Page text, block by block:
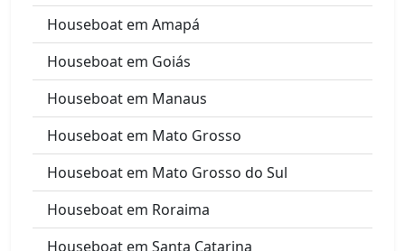
Houseboat em Amapá
Houseboat em Goiás
Houseboat em Manaus
Houseboat em Mato Grosso
Houseboat em Mato Grosso do Sul
Houseboat em Roraima
Houseboat em Santa Catarina